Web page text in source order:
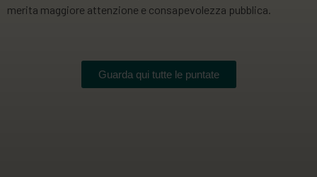
merita maggiore attenzione e consapevolezza pubblica.
Guarda qui tutte le puntate